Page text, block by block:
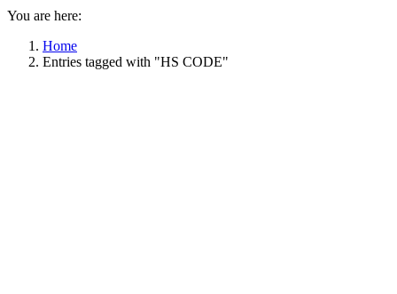
You are here:
Home
Entries tagged with "HS CODE"